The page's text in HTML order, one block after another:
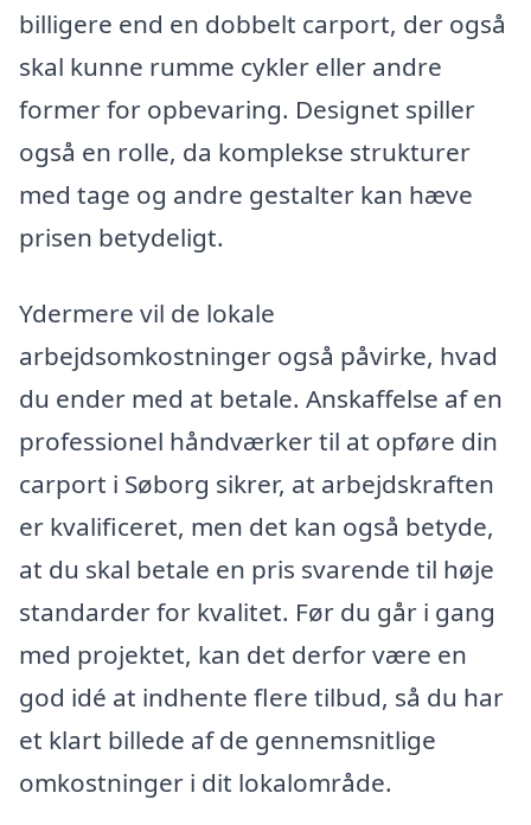
billigere end en dobbelt carport, der også
skal kunne rumme cykler eller andre
former for opbevaring. Designet spiller
også en rolle, da komplekse strukturer
med tage og andre gestalter kan hæve
prisen betydeligt.
Ydermere vil de lokale
arbejdsomkostninger også påvirke, hvad
du ender med at betale. Anskaffelse af en
professionel håndværker til at opføre din
carport i Søborg sikrer, at arbejdskraften
er kvalificeret, men det kan også betyde,
at du skal betale en pris svarende til høje
standarder for kvalitet. Før du går i gang
med projektet, kan det derfor være en
god idé at indhente flere tilbud, så du har
et klart billede af de gennemsnitlige
omkostninger i dit lokalområde.